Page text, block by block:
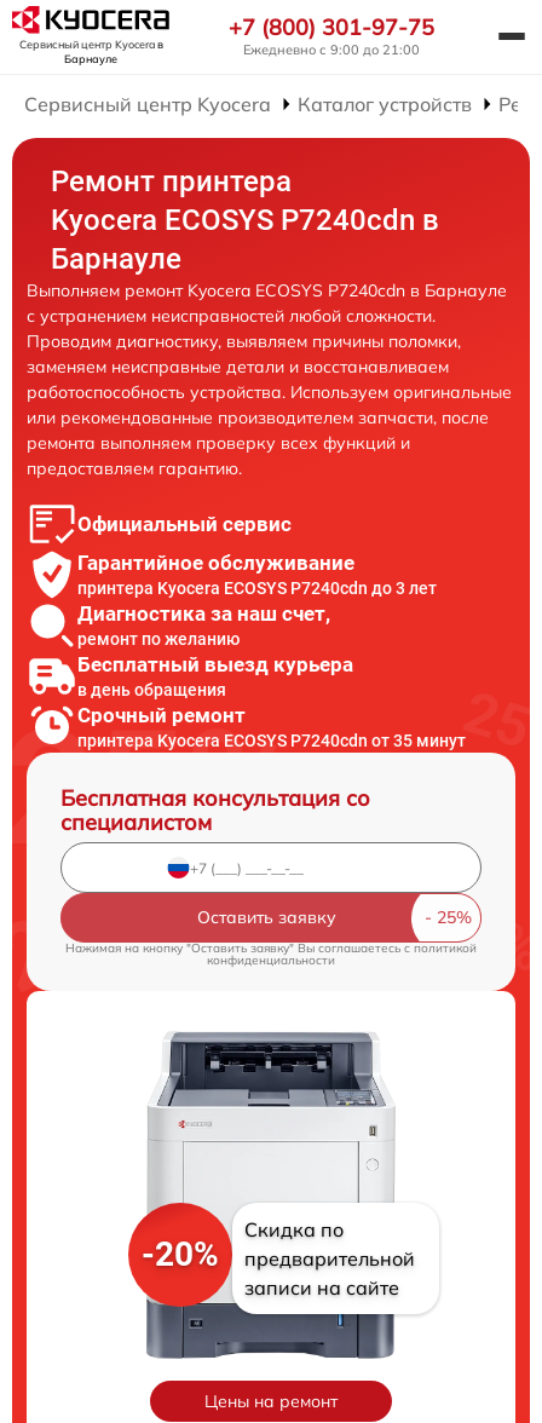
Сервисный центр Kyoceraв
Барнауле
+7 (800) 301-97-75
Ежедневно с 9:00 до 21:00
Сервисный центр Kyocera Каталог устройств
Ремонт принтера
Kyocera ECOSYS P7240cdn в
Барнауле
Выполняем ремонт Kyocera ECOSYS P7240cdn в Барнауле
с устранением неисправностей любой сложности.
Проводим диагностику, выявляем причины поломки,
заменяем неисправные детали и восстанавливаем
работоспособность устройства. Используем оригинальные
или рекомендованные производителем запчасти, после
ремонта выполняем проверку всех функций и
предоставляем гарантию.
Официальный сервис
Гарантийное обслуживание
принтера Kyocera ECOSYS P7240cdn до 3 лет
Диагностика за наш счет,
ремонт по желанию
Бесплатный выезд курьера
в день обращения
Срочный ремонт
принтера Kyocera ECOSYS P7240cdn от 35 минут
Бесплатная консультация со
специалистом
Оставить заявку
Нажимая на кнопку "Оставить заявку" Вы соглашаетесь c политикой
конфиденциальности
-20%
Скидка по
предварительной
записи на сайте
Цены на ремонт